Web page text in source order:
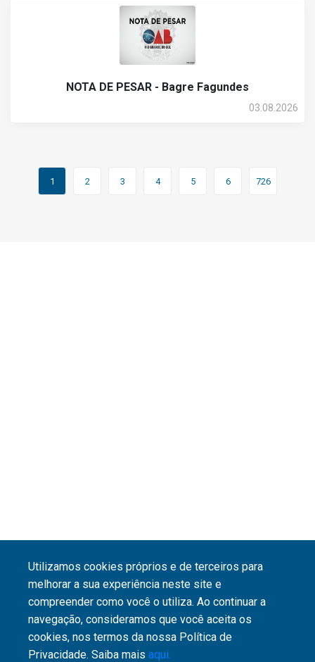
NOTA DE PESAR - Bagre Fagundes
03.08.2026
1 2 3 4 5 6 726
Utilizamos cookies próprios e de terceiros para
melhorar a sua experiência neste site e
compreender como você o utiliza. Ao continuar a
navegação, consideramos que você aceita os
cookies, nos termos da nossa Política de
Privacidade. Saiba mais aqui.